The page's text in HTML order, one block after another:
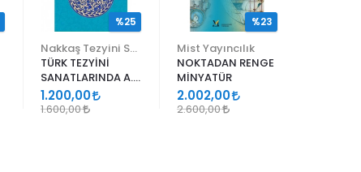
TÜRK TEZYİNİ
SANATLARINDA A.
SÜHEYL ÜNVER VE
YENİ TERKİPLERİ
1.200,00
1.600,00
%25
Mist Yayıncılık
NOKTADAN RENGE
MİNYATÜR
2.002,00
2.600,00
%23